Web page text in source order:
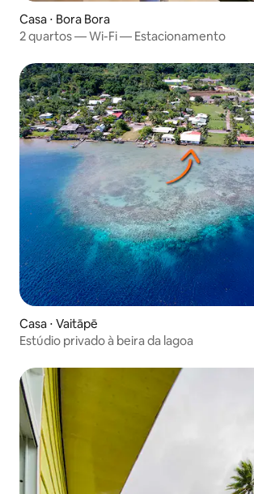
Casa ⋅ Bora Bora
2 quartos — Wi-Fi — Estacionamento
Casa ⋅ Vaitāpē
Estúdio privado à beira da lagoa